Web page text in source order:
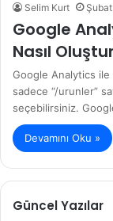
Selim Kurt
Google
Nasıl
Google Analytics ile
sadece “/urunler”
seçebilirsiniz.
Devamını Oku »
Güncel Yazılar